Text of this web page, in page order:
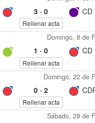
3· 0 CD
Rellenar acta
Domingo, 8 de
1 · 0 CD
Rellenar acta
Domingo, 22 de
0· 2
Rellenar acta
Sábado, 28 de